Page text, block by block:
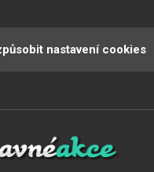
anymore
Vás nadchne nezvyklá
Tato energická
plesy, galavečery,
nastavení cookies